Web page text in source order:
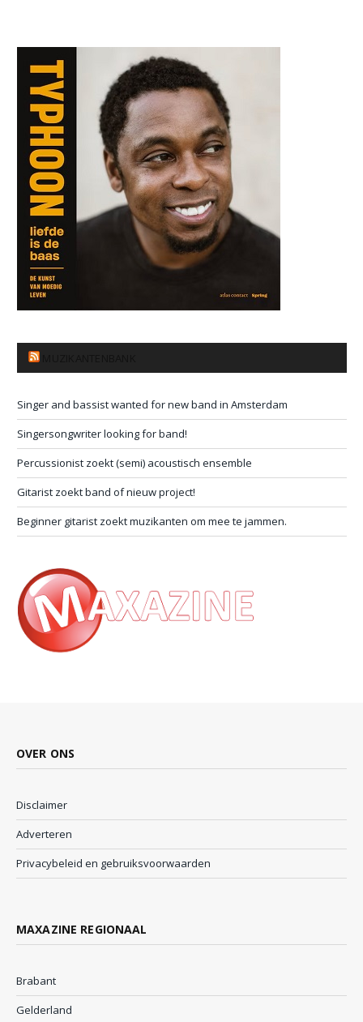
Singer and bassist wanted for new band in Amsterdam
Singersongwriter looking for band!
Percussionist zoekt (semi) acoustisch ensemble
Gitarist zoekt band of nieuw project!
Beginner gitarist zoekt muzikanten om mee te jammen.
OVER ONS
Disclaimer
Adverteren
Privacybeleid en gebruiksvoorwaarden
MAXAZINE REGIONAAL
Brabant
Gelderland